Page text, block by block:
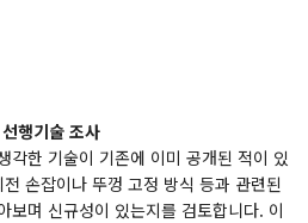
행기술 조사
각한 기술이 기존에 이미 공개된 적이 있
손잡이나 뚜껑 고정 방식 등과 관련된
보며 신규성이 있는지를 검토합니다. 이